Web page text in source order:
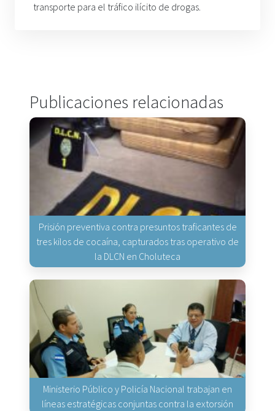
transporte para el tráfico ilícito de drogas.
Publicaciones relacionadas
Prisión preventiva contra presuntos traficantes de
tres kilos de cocaína, capturados tras operativo de
la DLCN en Choluteca
Ministerio Público y Policía Nacional trabajan en
líneas estratégicas conjuntas contra la extorsión